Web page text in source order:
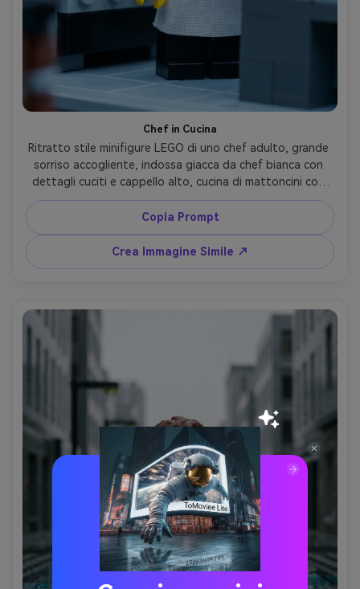
Chef in Cucina
Ritratto stile minifigure LEGO di uno chef adulto, grande
sorriso accogliente, indossa giacca da chef bianca con
dettagli cuciti e cappello alto, cucina di mattoncini con
pentole e utensili appesi, illuminazione bianca fredda e
pulita, composizione leggermente decentrata, mani che
tengono un piccolo piatto, finitura plastica lucida, bordi
precisi, identità mantenuta, accenti colorati appetitosi,
obiettivo 85mm, profondità di campo ridotta --ar 4:5
Copia Prompt
Crea Immagine Simile ↗